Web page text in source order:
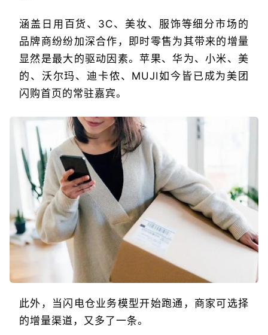
涵盖日用百货、3C、美妆、服饰等细分市场的
品牌商纷纷加深合作，即时零售为其带来的增量
显然是最大的驱动因素。苹果、华为、小米、美
的、沃尔玛、迪卡侬、MUJI如今皆已成为美团
闪购首页的常驻嘉宾。
此外，当闪电仓业务模型开始跑通，商家可选择
的增量渠道，又多了一条。